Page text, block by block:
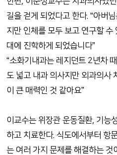
길을 걷게 되었다고 한다. “아버
지만 인체를 모두 보고 연구할 수
대에 진학하게 되었습니다”
“소화기내과는 레지던트 2년차
도 넓고 내과 의사지만 외과의사
이 큰 매력인 것 같아요”
이교수는 위장관 운동질환, 기능
하고 치료한다. 식도에서부터 항
는 여러 가지 문제를 해결하는 것